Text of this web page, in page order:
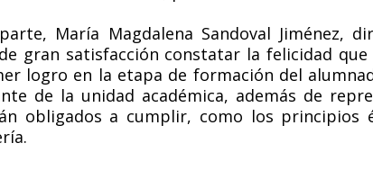
María Magdalena Sandoval Jiménez,
gran satisfacción constatar la felicidad
logro en la etapa de formación del
de la unidad académica, además de
obligados a cumplir, como los principios